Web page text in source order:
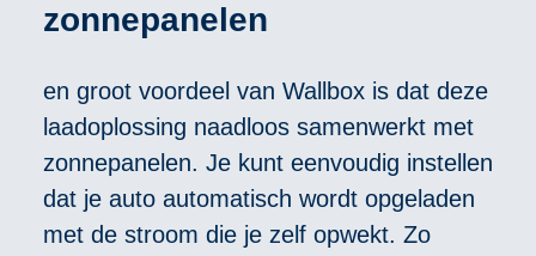
zonnepanelen
en groot voordeel van Wallbox is dat deze
laadoplossing naadloos samenwerkt met
zonnepanelen. Je kunt eenvoudig instellen
dat je auto automatisch wordt opgeladen
met de stroom die je zelf opwekt. Zo